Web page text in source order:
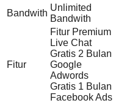
Bandwith
Unlimited
Bandwith
Fitur
Fitur Premium
Live Chat
Gratis 2 Bulan
Google
Adwords
Gratis 1 Bulan
Facebook Ads